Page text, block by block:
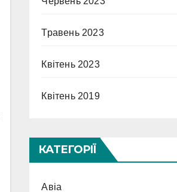
Травень 2023
Квітень 2023
Квітень 2019
КАТЕГОРІЇ
Авіа